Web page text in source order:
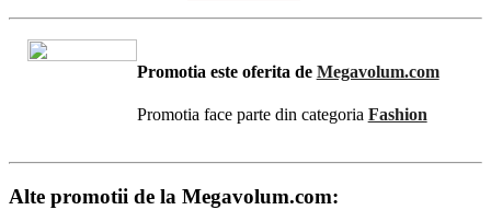
Promotia este oferita de Megavolum.com
Promotia face parte din categoria Fashion
Alte promotii de la Megavolum.com: